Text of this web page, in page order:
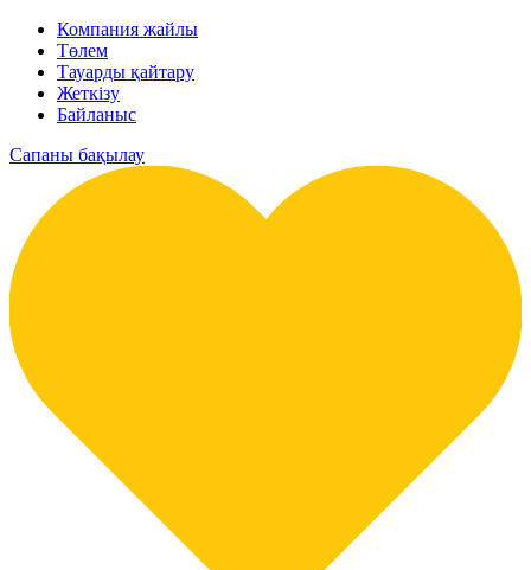
Компания жайлы
Төлем
Тауарды қайтару
Жеткізу
Байланыс
Сапаны бақылау